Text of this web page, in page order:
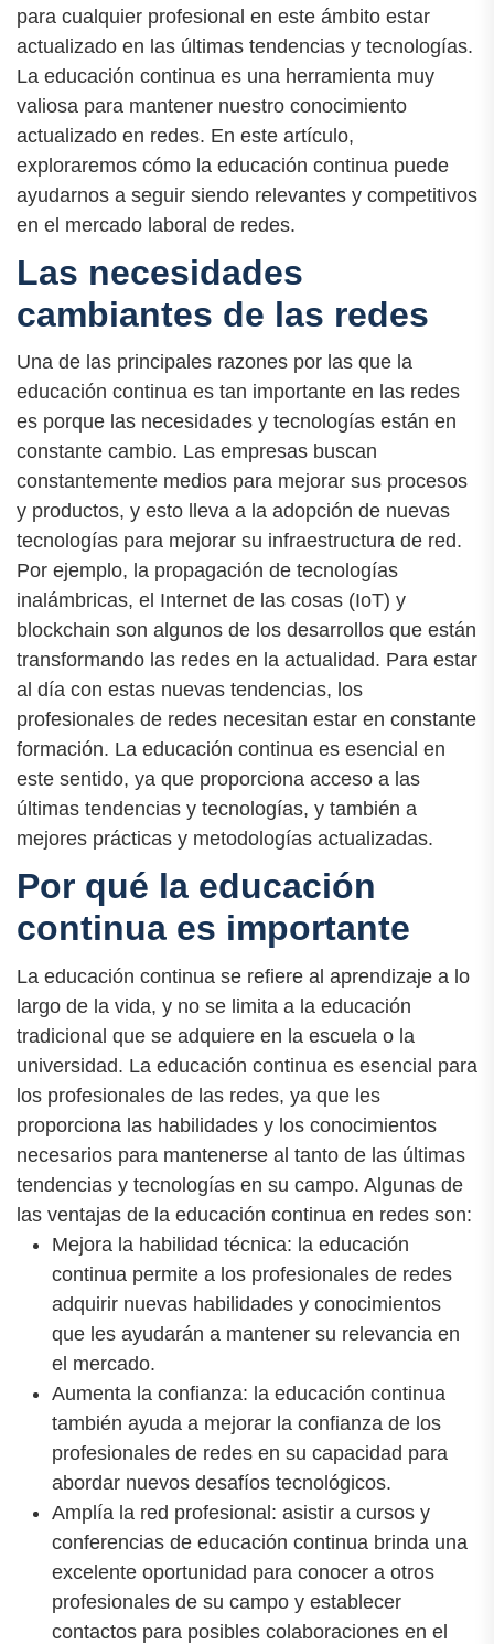
para cualquier profesional en este ámbito estar
actualizado en las últimas tendencias y tecnologías.
La educación continua es una herramienta muy
valiosa para mantener nuestro conocimiento
actualizado en redes. En este artículo,
exploraremos cómo la educación continua puede
ayudarnos a seguir siendo relevantes y competitivos
en el mercado laboral de redes.
Las necesidades
cambiantes de las redes
Una de las principales razones por las que la
educación continua es tan importante en las redes
es porque las necesidades y tecnologías están en
constante cambio. Las empresas buscan
constantemente medios para mejorar sus procesos
y productos, y esto lleva a la adopción de nuevas
tecnologías para mejorar su infraestructura de red.
Por ejemplo, la propagación de tecnologías
inalámbricas, el Internet de las cosas (IoT) y
blockchain son algunos de los desarrollos que están
transformando las redes en la actualidad. Para estar
al día con estas nuevas tendencias, los
profesionales de redes necesitan estar en constante
formación. La educación continua es esencial en
este sentido, ya que proporciona acceso a las
últimas tendencias y tecnologías, y también a
mejores prácticas y metodologías actualizadas.
Por qué la educación
continua es importante
La educación continua se refiere al aprendizaje a lo
largo de la vida, y no se limita a la educación
tradicional que se adquiere en la escuela o la
universidad. La educación continua es esencial para
los profesionales de las redes, ya que les
proporciona las habilidades y los conocimientos
necesarios para mantenerse al tanto de las últimas
tendencias y tecnologías en su campo. Algunas de
las ventajas de la educación continua en redes son:
Mejora la habilidad técnica: la educación
continua permite a los profesionales de redes
adquirir nuevas habilidades y conocimientos
que les ayudarán a mantener su relevancia en
el mercado.
Aumenta la confianza: la educación continua
también ayuda a mejorar la confianza de los
profesionales de redes en su capacidad para
abordar nuevos desafíos tecnológicos.
Amplía la red profesional: asistir a cursos y
conferencias de educación continua brinda una
excelente oportunidad para conocer a otros
profesionales de su campo y establecer
contactos para posibles colaboraciones en el